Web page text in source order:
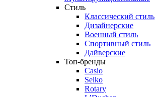
Стиль
Классический стиль
Дизайнерские
Военный стиль
Спортивный стиль
Дайверские
Топ-бренды
Casio
Seiko
Rotary